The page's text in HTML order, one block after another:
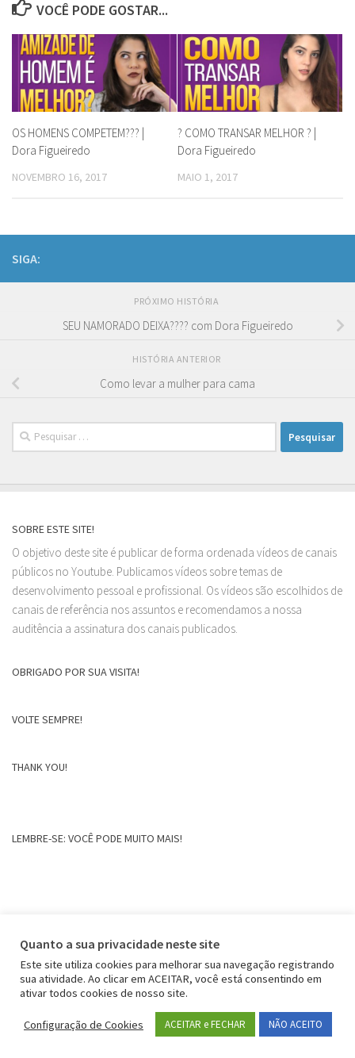
VOCÊ PODE GOSTAR...
OS HOMENS COMPETEM??? |
Dora Figueiredo
NOVEMBRO 16, 2017
? COMO TRANSAR MELHOR ? |
Dora Figueiredo
MAIO 1, 2017
SIGA:
PRÓXIMO HISTÓRIA
SEU NAMORADO DEIXA???? com Dora Figueiredo
HISTÓRIA ANTERIOR
Como levar a mulher para cama
Pesquisar
por:
SOBRE ESTE SITE!
O objetivo deste site é publicar de forma ordenada vídeos de canais
públicos no Youtube. Publicamos vídeos sobre temas de
desenvolvimento pessoal e profissional. Os vídeos são escolhidos de
canais de referência nos assuntos e recomendamos a nossa
auditência a assinatura dos canais publicados.
OBRIGADO POR SUA VISITA!
VOLTE SEMPRE!
THANK YOU!
LEMBRE-SE: VOCÊ PODE MUITO MAIS!
Quanto a sua privacidade neste site
Este site utiliza cookies para melhorar sua navegação registrando
sua atividade. Ao clicar em ACEITAR, você está consentindo em
ativar todos cookies de nosso site.
Configuração de Cookies ACEITAR e FECHAR NÃO ACEITO